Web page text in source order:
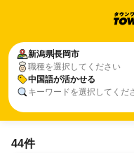
新潟県長岡市
職種を選択してください
中国語が活かせる
キーワードを選択してくだ
44件